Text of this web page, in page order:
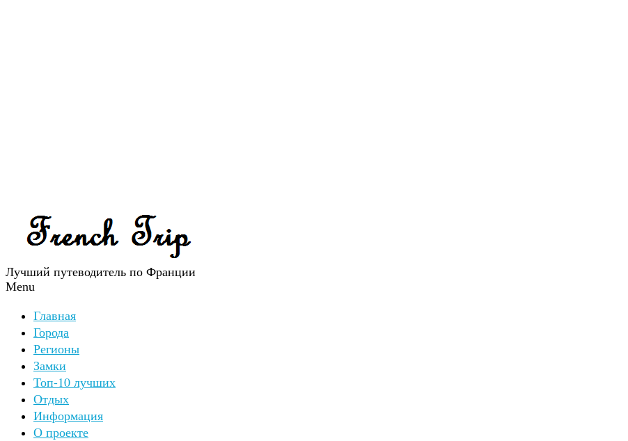
Лучший путеводитель по Франции
Menu
Главная
Города
Регионы
Замки
Топ-10 лучших
Отдых
Информация
О проекте